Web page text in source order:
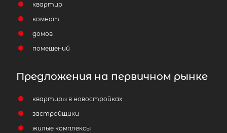
квартир
комнат
домов
помещений
Предложения на первичном рынке
квартиры в новостройках
застройщики
жилые комплексы